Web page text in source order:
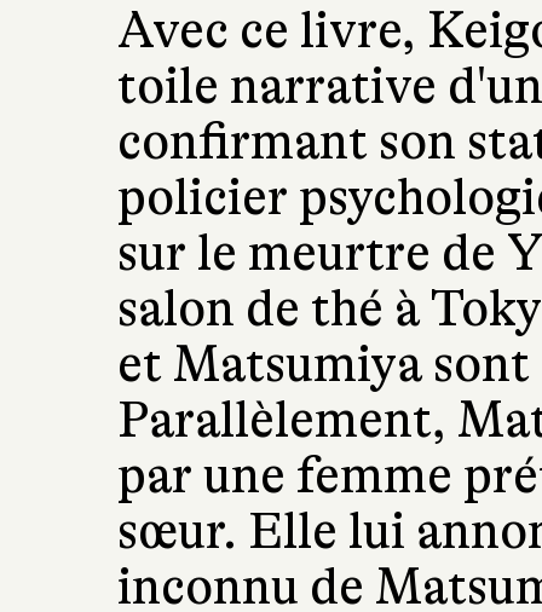
Avec ce livre,
toile narrative
confirmant son
policier
sur le meurtre de
salon de thé à
et Matsumiya sont
Parallèlement,
par une femme
sœur. Elle lui
inconnu de